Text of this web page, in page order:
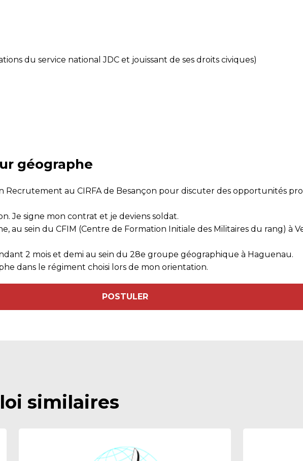
du service national JDC et jouissant de ses droits civiques)
géographe
Recrutement au CIRFA de Besançon pour discuter des opportunités
Je signe mon contrat et je deviens soldat.
au sein du CFIM (Centre de Formation Initiale des Militaires du rang)
2 mois et demi au sein du 28e groupe géographique à Haguenau.
dans le régiment choisi lors de mon orientation.
POSTULER
similaires